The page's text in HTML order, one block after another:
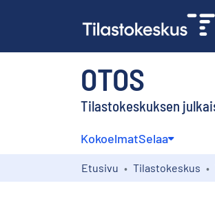
OTOS
Tilastokeskuksen
KokoelmatSelaa
Etusivu Tilastokeskus